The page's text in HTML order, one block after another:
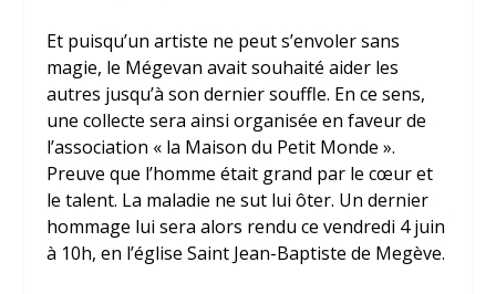
Et puisqu’un artiste ne peut s’envoler sans
magie, le Mégevan avait souhaité aider les
autres jusqu’à son dernier souffle. En ce sens,
une collecte sera ainsi organisée en faveur de
l’association « la Maison du Petit Monde ».
Preuve que l’homme était grand par le cœur et
le talent. La maladie ne sut lui ôter. Un dernier
hommage lui sera alors rendu ce vendredi 4 juin
à 10h, en l’église Saint Jean-Baptiste de Megève.